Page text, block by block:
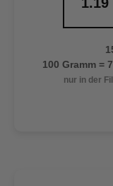
100 Gramm =
nur in der